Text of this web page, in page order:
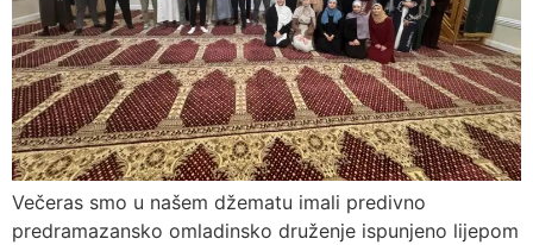
Večeras smo u našem džematu imali predivno
predramazansko omladinsko druženje ispunjeno lijepom